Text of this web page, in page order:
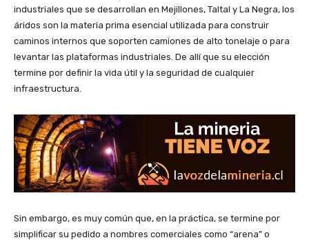
industriales que se desarrollan en Mejillones, Taltal y La Negra, los
áridos son la materia prima esencial utilizada para construir
caminos internos que soporten camiones de alto tonelaje o para
levantar las plataformas industriales. De allí que su elección
termine por definir la vida útil y la seguridad de cualquier
infraestructura.
Sin embargo, es muy común que, en la práctica, se termine por
simplificar su pedido a nombres comerciales como “arena” o